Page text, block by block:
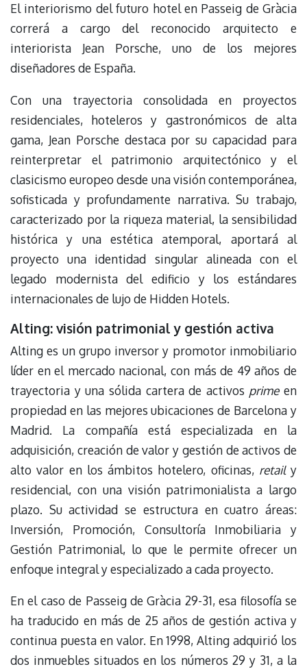
El interiorismo del futuro hotel en Passeig de Gràcia
correrá a cargo del reconocido arquitecto e
interiorista Jean Porsche, uno de los mejores
diseñadores de España.
Con una trayectoria consolidada en proyectos
residenciales, hoteleros y gastronómicos de alta
gama, Jean Porsche destaca por su capacidad para
reinterpretar el patrimonio arquitectónico y el
clasicismo europeo desde una visión contemporánea,
sofisticada y profundamente narrativa. Su trabajo,
caracterizado por la riqueza material, la sensibilidad
histórica y una estética atemporal, aportará al
proyecto una identidad singular alineada con el
legado modernista del edificio y los estándares
internacionales de lujo de Hidden Hotels.
Alting: visión patrimonial y gestión activa
Alting es un grupo inversor y promotor inmobiliario
líder en el mercado nacional, con más de 49 años de
trayectoria y una sólida cartera de activos primeen
propiedad en las mejores ubicaciones de Barcelona y
Madrid. La compañía está especializada en la
adquisición, creación de valor y gestión de activos de
alto valor en los ámbitos hotelero, oficinas, retail y
residencial, con una visión patrimonialista a largo
plazo. Su actividad se estructura en cuatro áreas:
Inversión, Promoción, Consultoría Inmobiliaria y
Gestión Patrimonial, lo que le permite ofrecer un
enfoque integral y especializado a cada proyecto.
En el caso de Passeig de Gràcia 29-31, esa filosofía se
ha traducido en más de 25 años de gestión activa y
continua puesta en valor. En 1998, Alting adquirió los
dos inmuebles situados en los números 29 y 31, a la